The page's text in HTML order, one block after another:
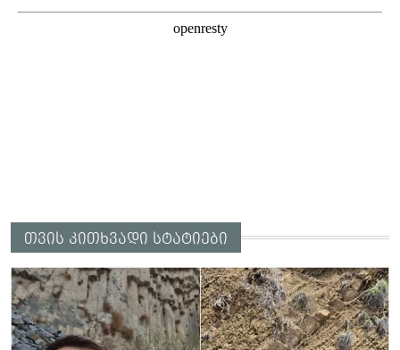
თვის კითხვადი სტატიები